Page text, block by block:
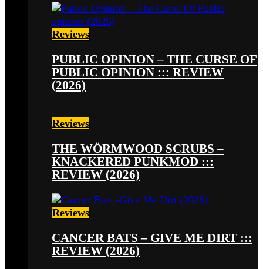
Reviews
PUBLIC OPINION – THE CURSE OF
PUBLIC OPINION ::: REVIEW
(2026)
Reviews
THE WÖRMWOOD SCRUBS –
KNACKERED PUNKMOD :::
REVIEW (2026)
Reviews
CANCER BATS – GIVE ME DIRT :::
REVIEW (2026)